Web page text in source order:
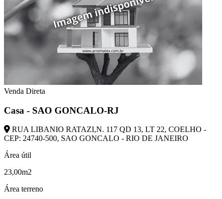
Venda Direta
Casa - SAO GONCALO-RJ
RUA LIBANIO RATAZI,N. 117 QD 13, LT 22, COELHO -
CEP: 24740-500, SAO GONCALO - RIO DE JANEIRO
Área útil
23,00m2
Área terreno